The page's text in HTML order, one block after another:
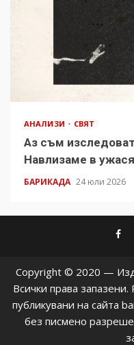
АНАЛИЗИ СВЯТ
Аз съм
Навлизаме в
БАРИКАДА 24 юли 2026
Copyright © 2020 —
Всички права
публикувани на сайта
без писмено